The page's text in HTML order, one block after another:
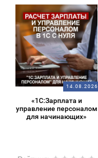
14.08.2026
«1С:Зарплата и
управление персоналом
для начинающих»